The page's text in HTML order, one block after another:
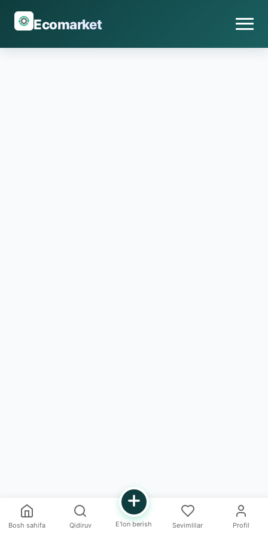
Ecomarket
Bosh sahifa Qidiruv E'lon berish Sevimlilar Profil